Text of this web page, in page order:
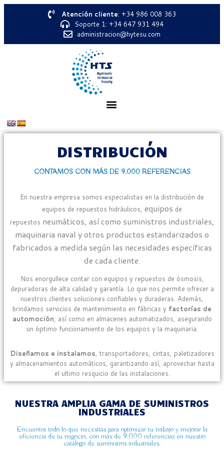
Atención cliente: +34 986 008 363
Soporte 1: +34 647 931 494
administracion@hytesu.com
DISTRIBUCIÓN
CONTAMOS CON MÁS DE 9.000 REFERENCIAS
En nuestra empresa somos especialistas en la distribución de
equipos de repuestos hidráulicos, equipos de
repuestos neumáticos, así como suministros industriales,
maquinaria naval y otros productos estandarizados o
fabricados a medida según las necesidades específicas
de cada cliente.
Nos enorgullece contar con equipos y repuestos de ósmosis,
depuradoras de alta calidad y garantía. Lo que nos permite ofrecer a
nuestros clientes soluciones confiables y duraderas. Además,
brindamos servicios de mantenimiento en fábricas y factorías de
automoción, así como en almacenes automatizados, asegurando
un óptimo funcionamiento de los equipos y la maquinaria.
Diseñamos e instalamos, transportadores, cintas, paletizadores
y almacenamientos automáticos, garantizando así, aprovechar hasta
el ultimo resquicio de las instalaciones.
NUESTRA AMPLIA GAMA DE SUMINISTROS
INDUSTRIALES
Encuentra todo lo que necesitas para optimizar tu trabajo y mejorar la
eficiencia de tu negocio, con más de 9.000 referencias en nuestro
catálogo de suministros industriales.